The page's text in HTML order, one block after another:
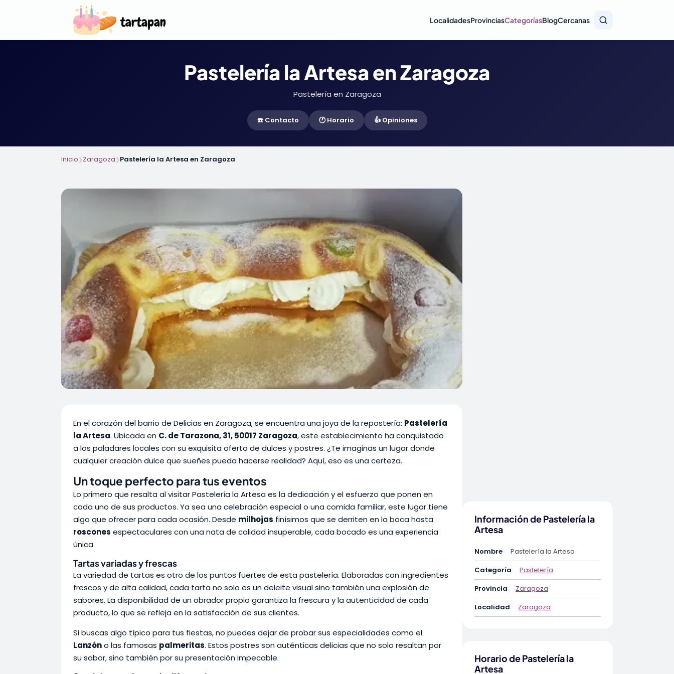
LocalidadesProvinciasCategoríasBlogCercanas
Pastelería la Artesa en Zaragoza
Pastelería en Zaragoza
☎️ Contacto 🕐 Horario 👍 Opiniones
Inicio❯Zaragoza❯Pastelería la Artesa en Zaragoza
En el corazón del barrio de Delicias en Zaragoza, se encuentra una joya de la repostería: Pastelería
la Artesa. Ubicada en C. de Tarazona, 31, 50017 Zaragoza, este establecimiento ha conquistado
a los paladares locales con su exquisita oferta de dulces y postres. ¿Te imaginas un lugar donde
cualquier creación dulce que sueñes pueda hacerse realidad? Aquí, eso es una certeza.
Un toque perfecto para tus eventos
Lo primero que resalta al visitar Pastelería la Artesa es la dedicación y el esfuerzo que ponen en
cada uno de sus productos. Ya sea una celebración especial o una comida familiar, este lugar tiene
algo que ofrecer para cada ocasión. Desde milhojas finísimos que se derriten en la boca hasta
roscones espectaculares con una nata de calidad insuperable, cada bocado es una experiencia
única.
Tartas variadas y frescas
La variedad de tartas es otro de los puntos fuertes de esta pastelería. Elaboradas con ingredientes
frescos y de alta calidad, cada tarta no solo es un deleite visual sino también una explosión de
sabores. La disponibilidad de un obrador propio garantiza la frescura y la autenticidad de cada
producto, lo que se refleja en la satisfacción de sus clientes.
Si buscas algo típico para tus fiestas, no puedes dejar de probar sus especialidades como el
Lanzóno las famosas palmeritas. Estos postres son auténticas delicias que no solo resaltan por
su sabor, sino también por su presentación impecable.
Información de Pastelería la
Artesa
Nombre
Pastelería la Artesa
Categoría
Pastelería
Provincia
Zaragoza
Localidad
Zaragoza
Horario de Pastelería la
Artesa